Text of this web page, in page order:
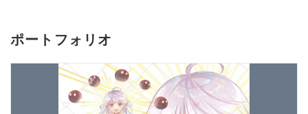
ポートフォリオ